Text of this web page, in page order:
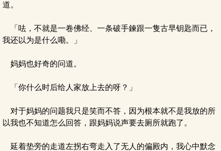
道。
「呿，不就是一卷佛经、一条破手鍊跟一隻古早钥匙而已，
我还以为是什么嘞。」
妈妈也好奇的问道。
「你什么时后给人家放上去的呀？」
对于妈妈的问题我只是笑而不答，因为根本就不是我放的所
以我也不知道怎么回答，跟妈妈说声要去厕所就跑了。
延着垫旁的走道左拐右弯走入了无人的偏殿内，我心中默念